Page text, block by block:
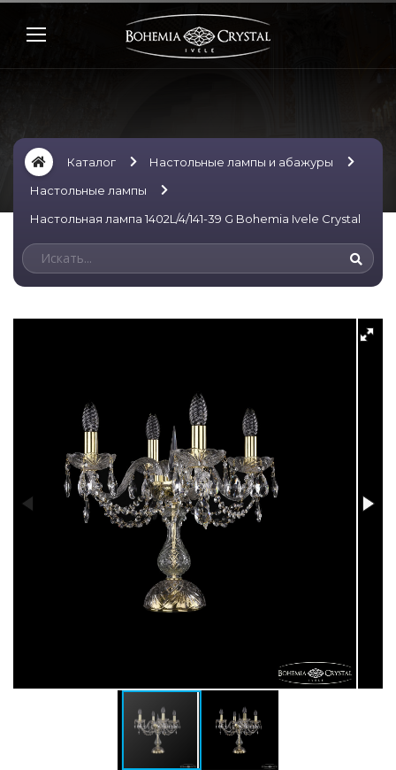
Каталог
Настольные лампы и абажуры
Настольные лампы
Настольная лампа 1402L/4/141-39 G Bohemia Ivele Crystal